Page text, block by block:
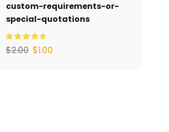
custom-requirements-or-
special-quotations
$2.00 $1.00